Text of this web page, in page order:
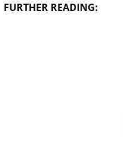
FURTHER READING: